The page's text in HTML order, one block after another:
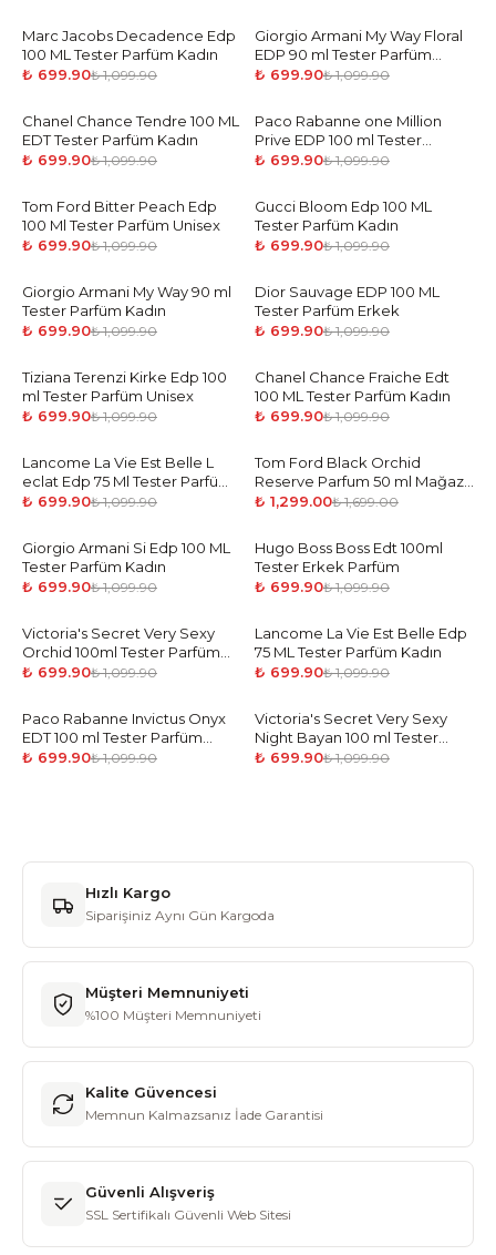
-36%
Marc Jacobs Decadence Edp
100 ML Tester Parfüm Kadın
₺ 699.90₺ 1,099.90
-36%
Giorgio Armani My Way Floral
EDP 90 ml Tester Parfüm
Kadın
₺ 699.90₺ 1,099.90
-36%
Chanel Chance Tendre 100 ML
EDT Tester Parfüm Kadın
₺ 699.90₺ 1,099.90
-36 %
Paco Rabanne one Million
Prive EDP 100 ml Tester
Parfüm Erkek
₺ 699.90₺ 1,099.90
-36%
Tom Ford Bitter Peach Edp
100 Ml Tester Parfüm Unisex
₺ 699.90₺ 1,099.90
-36 %
Gucci Bloom Edp 100 ML
Tester Parfüm Kadın
₺ 699.90₺ 1,099.90
-36%
Giorgio Armani My Way 90 ml
Tester Parfüm Kadın
₺ 699.90₺ 1,099.90
-36%
Dior Sauvage EDP 100 ML
Tester Parfüm Erkek
₺ 699.90₺ 1,099.90
-36%
Tiziana Terenzi Kirke Edp 100
ml Tester Parfüm Unisex
₺ 699.90₺ 1,099.90
-36%
Chanel Chance Fraiche Edt
100 ML Tester Parfüm Kadın
₺ 699.90₺ 1,099.90
-36%
Lancome La Vie Est Belle L
eclat Edp 75 Ml Tester Parfüm
Kadın
₺ 699.90₺ 1,099.90
-24%
Tom Ford Black Orchid
Reserve Parfum 50 ml Mağaza
Ürün Unisex
₺ 1,299.00₺ 1,699.00
-36%
Giorgio Armani Si Edp 100 ML
Tester Parfüm Kadın
₺ 699.90₺ 1,099.90
-36 %
Hugo Boss Boss Edt 100ml
Tester Erkek Parfüm
₺ 699.90₺ 1,099.90
-36%
Victoria's Secret Very Sexy
Orchid 100ml Tester Parfüm
Kadın
₺ 699.90₺ 1,099.90
-36%
Lancome La Vie Est Belle Edp
75 ML Tester Parfüm Kadın
₺ 699.90₺ 1,099.90
-36 %
Paco Rabanne Invictus Onyx
EDT 100 ml Tester Parfüm
Erkek
₺ 699.90₺ 1,099.90
-36%
Victoria's Secret Very Sexy
Night Bayan 100 ml Tester
Parfüm Kadın
₺ 699.90₺ 1,099.90
Hızlı Kargo
Siparişiniz Aynı Gün Kargoda
Müşteri Memnuniyeti
%100 Müşteri Memnuniyeti
Kalite Güvencesi
Memnun Kalmazsanız İade Garantisi
Güvenli Alışveriş
SSL Sertifikalı Güvenli Web Sitesi